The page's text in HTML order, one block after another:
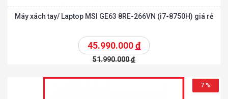
Máy xách tay/ Laptop MSI GE63 8RE-266VN (i7-8750H) giá rẻ
45.990.000đ
51.990.000đ
7 %